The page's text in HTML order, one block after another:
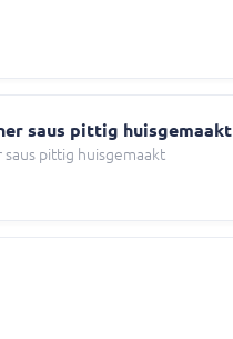
saus pittig huisgemaakt
saus pittig huisgemaakt